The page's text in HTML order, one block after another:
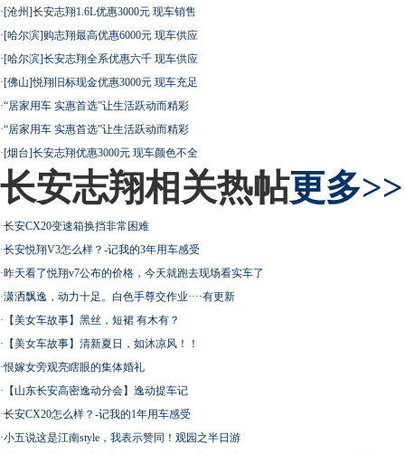
·[沧州]长安志翔1.6L优惠3000元 现车销售
·[哈尔滨]购志翔最高优惠6000元 现车供应
·[哈尔滨]长安志翔全系优惠六千 现车供应
·[佛山]悦翔旧标现金优惠3000元 现车充足
·“居家用车 实惠首选”让生活跃动而精彩
·“居家用车 实惠首选”让生活跃动而精彩
·[烟台]长安志翔优惠3000元 现车颜色不全
长安志翔相关热帖更多>>
·长安CX20变速箱换挡非常困难
·长安悦翔V3怎么样？-记我的3年用车感受
·昨天看了悦翔v7公布的价格，今天就跑去现场看实车了
·潇洒飘逸，动力十足。白色手尊交作业····有更新
· 【美女车故事】黑丝，短裙 有木有？
· 【美女车故事】清新夏日，如沐凉风！！
·恨嫁女旁观亮瞎眼的集体婚礼
· 【山东长安高密逸动分会】逸动提车记
·长安CX20怎么样？-记我的1年用车感受
·小五说这是江南style，我表示赞同！观园之半日游